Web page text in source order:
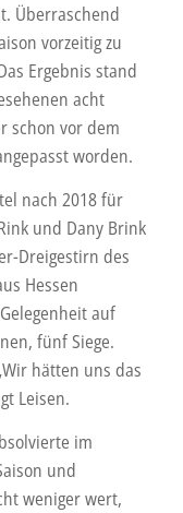
Überraschend
vorzeitig zu
Ergebnis stand
acht
schon vor dem
worden.
nach 2018 für
und Dany Brink
Dreigestirn des
Hessen
auf
fünf Siege.
hätten uns das
Leisen.
im
und
weniger wert,